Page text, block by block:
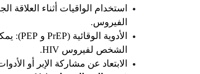
الفيروس.
الشخص لفيروس HIV.
الابتعاد عن مشاركة الإبر أو